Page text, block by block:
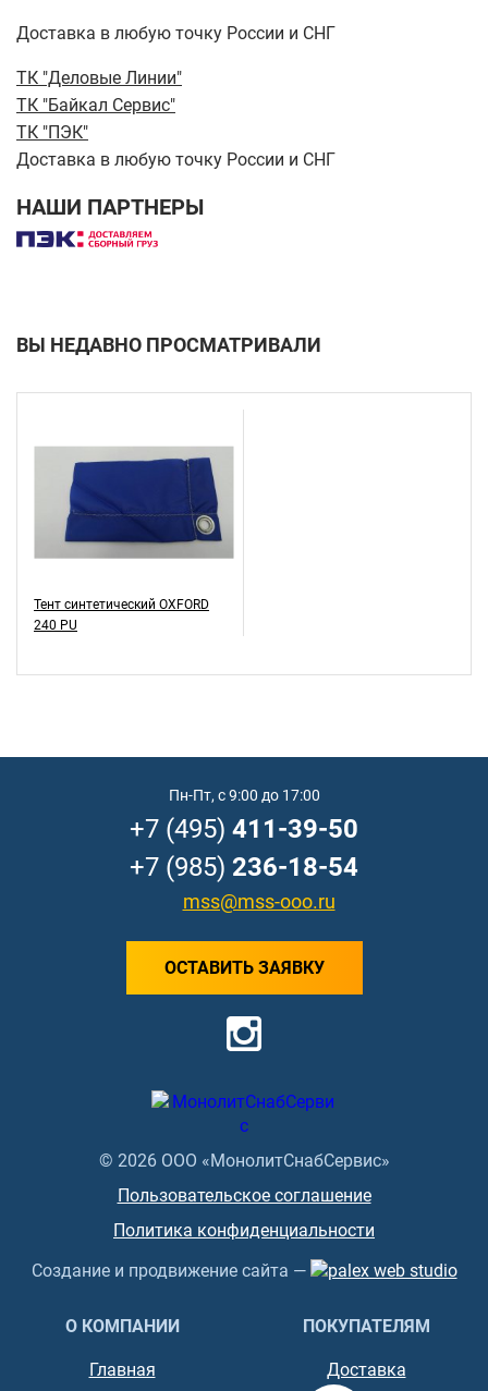
Доставка в любую точку России и СНГ
ТК "Деловые Линии"
ТК "Байкал Сервис"
ТК "ПЭК"
Доставка в любую точку России и СНГ
НАШИ ПАРТНЕРЫ
ВЫ НЕДАВНО ПРОСМАТРИВАЛИ
Тент синтетический OXFORD
240 PU
© 2026 ООО «МонолитСнабСервис»
Пользовательское соглашение
Политика конфиденциальности
Создание и продвижение сайта —
О КОМПАНИИ
Главная
ПОКУПАТЕЛЯМ
Доставка
Пн-Пт, с 9:00 до 17:00
+7 (495) 411-39-50
+7 (985) 236-18-54
mss@mss-ooo.ru
ОСТАВИТЬ ЗАЯВКУ